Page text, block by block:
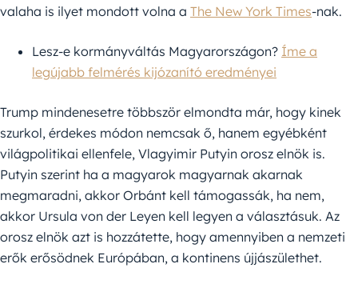
valaha is ilyet mondott volna a The New York Times-nak.
Lesz-e kormányváltás Magyarországon? Íme a
legújabb felmérés kijózanító eredményei
Trump mindenesetre többször elmondta már, hogy kinek
szurkol, érdekes módon nemcsak ő, hanem egyébként
világpolitikai ellenfele, Vlagyimir Putyin orosz elnök is.
Putyin szerint ha a magyarok magyarnak akarnak
megmaradni, akkor Orbánt kell támogassák, ha nem,
akkor Ursula von der Leyen kell legyen a választásuk. Az
orosz elnök azt is hozzátette, hogy amennyiben a nemzeti
erők erősödnek Európában, a kontinens újjászülethet.